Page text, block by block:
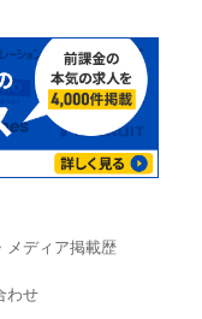
メディア掲載歴
わせ